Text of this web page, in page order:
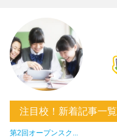
注目校！新着記事一覧
第2回オープンスク...